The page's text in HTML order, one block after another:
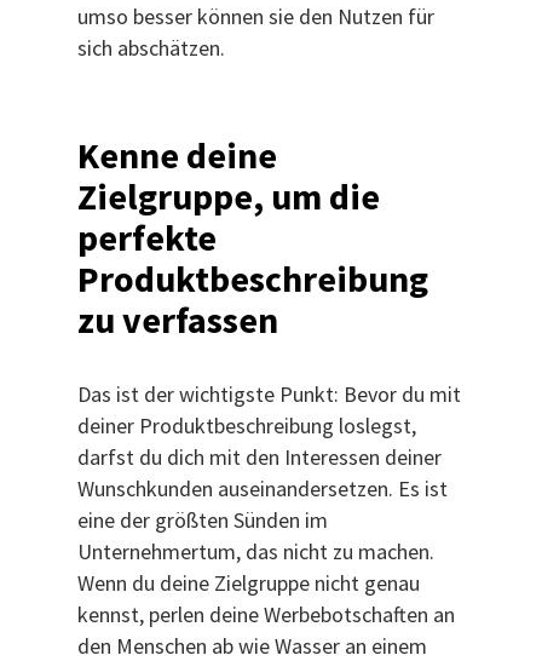
umso besser können sie den Nutzen für
sich abschätzen.
Kenne deine
Zielgruppe, um die
perfekte
Produktbeschreibung
zu verfassen
Das ist der wichtigste Punkt: Bevor du mit
deiner Produktbeschreibung loslegst,
darfst du dich mit den Interessen deiner
Wunschkunden auseinandersetzen. Es ist
eine der größten Sünden im
Unternehmertum, das nicht zu machen.
Wenn du deine Zielgruppe nicht genau
kennst, perlen deine Werbebotschaften an
den Menschen ab wie Wasser an einem